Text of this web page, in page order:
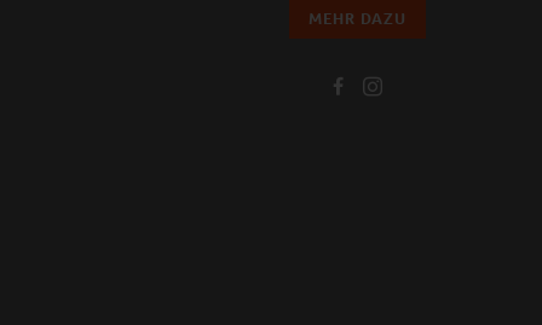
MEHR DAZU